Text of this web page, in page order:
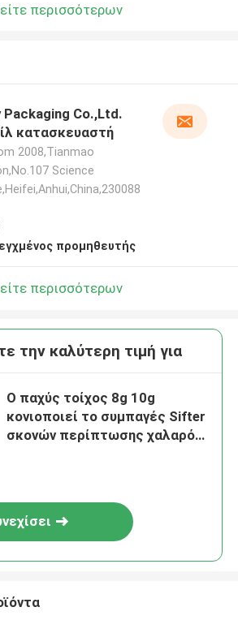
περισσότερων
Packaging Co.,Ltd.
κατασκευαστή
2008,Tianmao
Science
προμηθευτής
περισσότερων
την καλύτερη τιμή για
Ο παχύς τοίχος 8g 10g
κονιοποιεί το συμπαγές Sifter
σκονών περίπτωσης χαλαρό